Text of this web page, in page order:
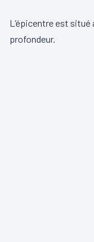
L’épicentre est situé
profondeur.